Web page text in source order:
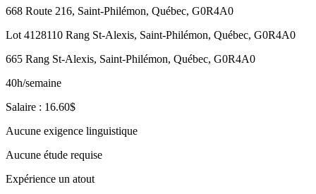
668 Route 216, Saint-Philémon, Québec, G0R4A0
Lot 4128110 Rang St-Alexis, Saint-Philémon, Québec, G0R4A0
665 Rang St-Alexis, Saint-Philémon, Québec, G0R4A0
40h/semaine
Salaire : 16.60$
Aucune exigence linguistique
Aucune étude requise
Expérience un atout